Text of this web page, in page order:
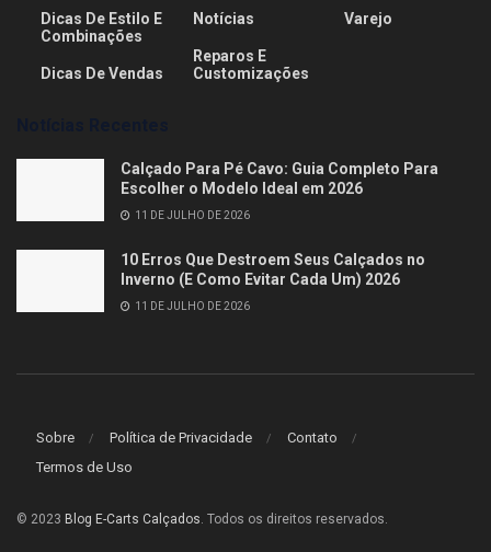
Dicas De Estilo E
Combinações
Dicas De Vendas
Notícias
Reparos E
Customizações
Varejo
Calçado Para Pé Cavo: Guia Completo Para
Escolher o Modelo Ideal em 2026
11 DE JULHO DE 2026
10 Erros Que Destroem Seus Calçados no
Inverno (E Como Evitar Cada Um) 2026
11 DE JULHO DE 2026
Sobre Política de Privacidade
Contato
Termos de Uso
© 2023 Blog E-Carts Calçados. Todos os direitos reservados.